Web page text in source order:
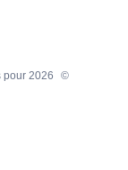
pour 2026
©